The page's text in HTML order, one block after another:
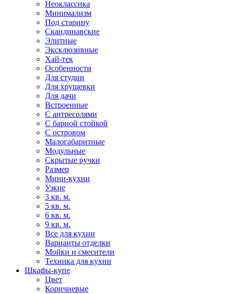
Неоклассика
Минимализм
Под старину
Скандинавские
Элитные
Эксклюзивные
Хай-тек
Особенности
Для студии
Для хрущевки
Для дачи
Встроенные
С антресолями
С барной стойкой
С островом
Малогабаритные
Модульные
Скрытые ручки
Размер
Мини-кухни
Узкие
3 кв. м.
5 кв. м.
6 кв. м.
9 кв. м.
Все для кухни
Варианты отделки
Мойки и смесители
Техника для кухни
Шкафы-купе
Цвет
Коричневые